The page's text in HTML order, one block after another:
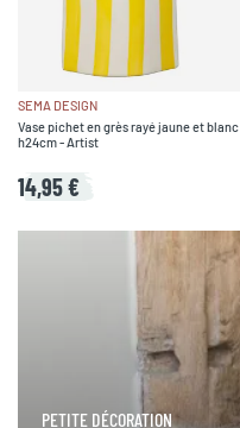
SEMA DESIGN
Vase pichet en grès rayé jaune et blanc
h24cm - Artist
14,95 €
PETITE DÉCORATION